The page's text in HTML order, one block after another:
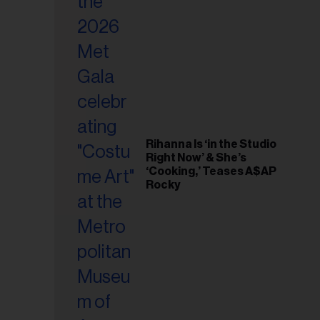
Rihanna Is ‘in the Studio
Right Now’ & She’s
‘Cooking,’ Teases A$AP
Rocky